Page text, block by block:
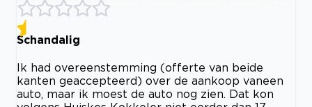
Schandalig
Ik had overeenstemming (offerte van beide
kanten geaccepteerd) over de aankoop vaneen
auto, maar ik moest de auto nog zien. Dat kon